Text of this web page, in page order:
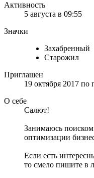
Активность
5 августа в 09:55
Значки
Захабренный
Старожил
Приглашен
19 октября 2017 по
О себе
Салют!
Занимаюсь
оптимизации
Если есть
то смело пишите в